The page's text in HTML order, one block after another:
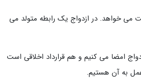
می خواهد. در ازدواج یک رابطه متولد می
امضا می کنیم و هم قرارداد اخلاقی است
به آن هستیم.